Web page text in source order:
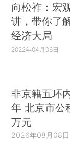
向松祚：宏
讲，带你了
经济大局
2022年04月06日
非京籍五环
年 北京市公
万元
2026年08月08日